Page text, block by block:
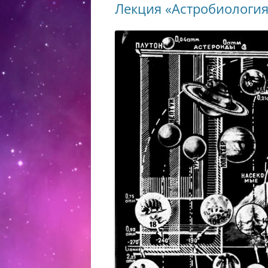
Лекция